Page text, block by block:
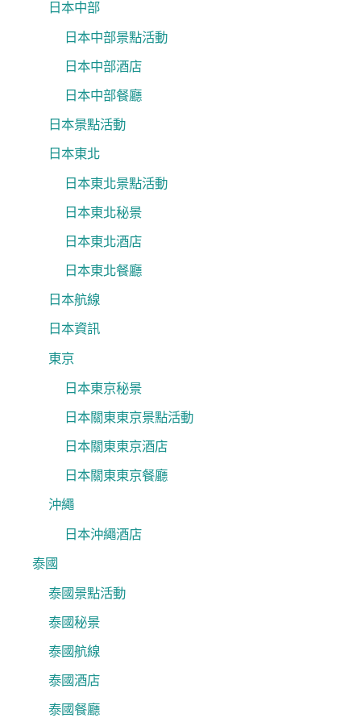
日本中部
日本中部景點活動
日本中部酒店
日本中部餐廳
日本景點活動
日本東北
日本東北景點活動
日本東北秘景
日本東北酒店
日本東北餐廳
日本航線
日本資訊
東京
日本東京秘景
日本關東東京景點活動
日本關東東京酒店
日本關東東京餐廳
沖繩
日本沖繩酒店
泰國
泰國景點活動
泰國秘景
泰國航線
泰國酒店
泰國餐廳